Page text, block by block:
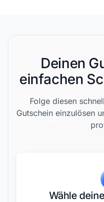
Deinen
einfachen
Folge diesen
Gutschein einzulösen
Wähle